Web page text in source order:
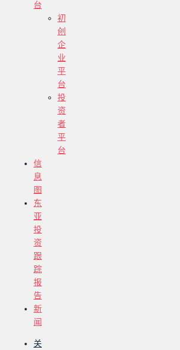
台
初
创
企
业
平
台
投
资
者
平
台
信
息
图
东
亚
投
资
跟
踪
报
告
新
闻
关